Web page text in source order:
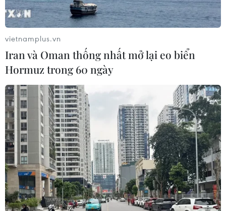
vietnamplus.vn
Iran và Oman thống nhất mở lại eo biển
Hormuz trong 60 ngày